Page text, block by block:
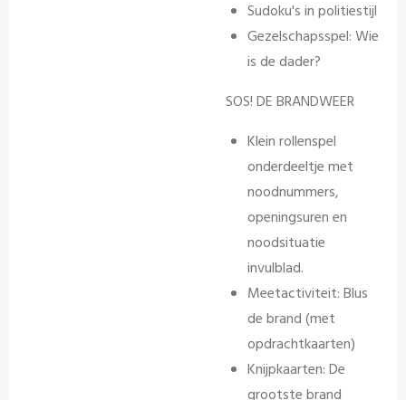
Sudoku's in politiestijl
Gezelschapsspel: Wie
is de dader?
SOS! DE BRANDWEER
Klein rollenspel
onderdeeltje met
noodnummers,
openingsuren en
noodsituatie
invulblad.
Meetactiviteit: Blus
de brand (met
opdrachtkaarten)
Knijpkaarten: De